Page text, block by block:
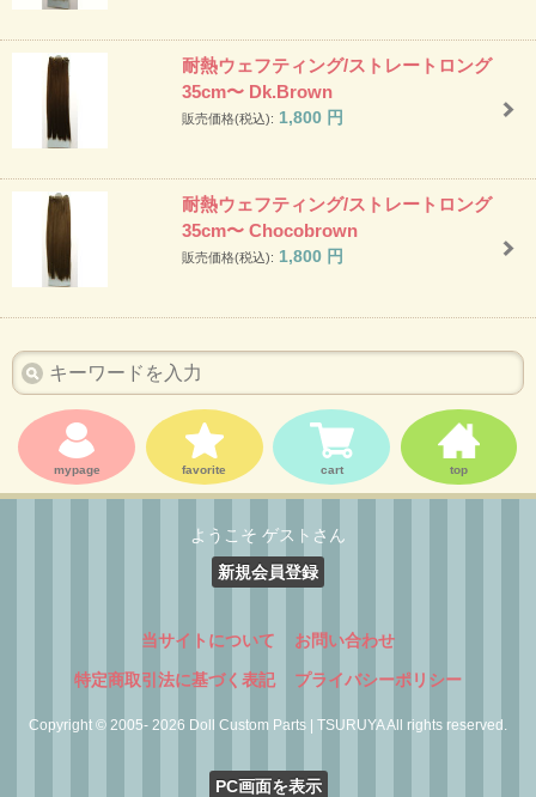
耐熱ウェフティング/ストレートロング
35cm〜 Dk.Brown
販売価格(税込): 1,800 円
耐熱ウェフティング/ストレートロング
35cm〜 Chocobrown
販売価格(税込): 1,800 円
mypage favorite cart top
ようこそ ゲストさん
新規会員登録
当サイトについて お問い合わせ
特定商取引法に基づく表記 プライバシーポリシー
Copyright © 2005- 2026 Doll Custom Parts | TSURUYA All rights reserved.
PC画面を表示